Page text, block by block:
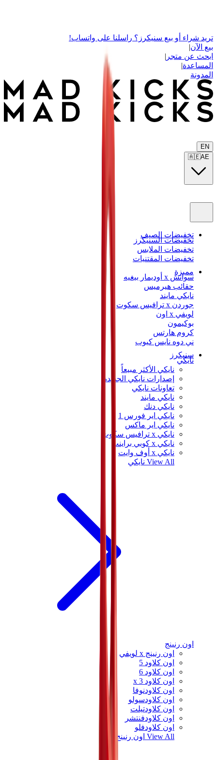
تريد شراء أو بيع سنيكرز؟ راسلنا على واتساب!
بيع الآن|
ابحث عن متجر |
المساعدة|
المدونة
EN
🇦🇪AE
تخفيضات الصيف
تخفيضات السنيكرز
تخفيضات الملابس
تخفيضات المقتنيات
مميزة
سواتش x أوديمار بيغيه
حقائب هيرميس
نايكي مايند
جوردن x ترافيس سكوت
لويفي x اون
بوكيمون
كروم هارتس
ني دوه نايس كيوب
سنيكرز
نايكي
نايكي الأكثر مبيعاً
إصدارات نايكي الجديدة
تعاونات نايكي
نايكي مايند
نايكي دنك
نايكي اير فورس 1
نايكي اير ماكس
نايكي x ترافيس سكوت
نايكي x كوبي براينت
نايكي x أوف وايت
View All نايكي
اون رنينج
اون رنينج x لويفي
اون كلاود 5
اون كلاود 6
اون كلاود x 3
اون كلاودنوفا
اون كلاودسولو
اون كلاودتيلت
اون كلاودفنتشر
اون كلاودفلو
View All اون رنينج